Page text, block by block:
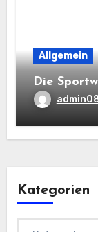
Allgemein
Die
Kategorien